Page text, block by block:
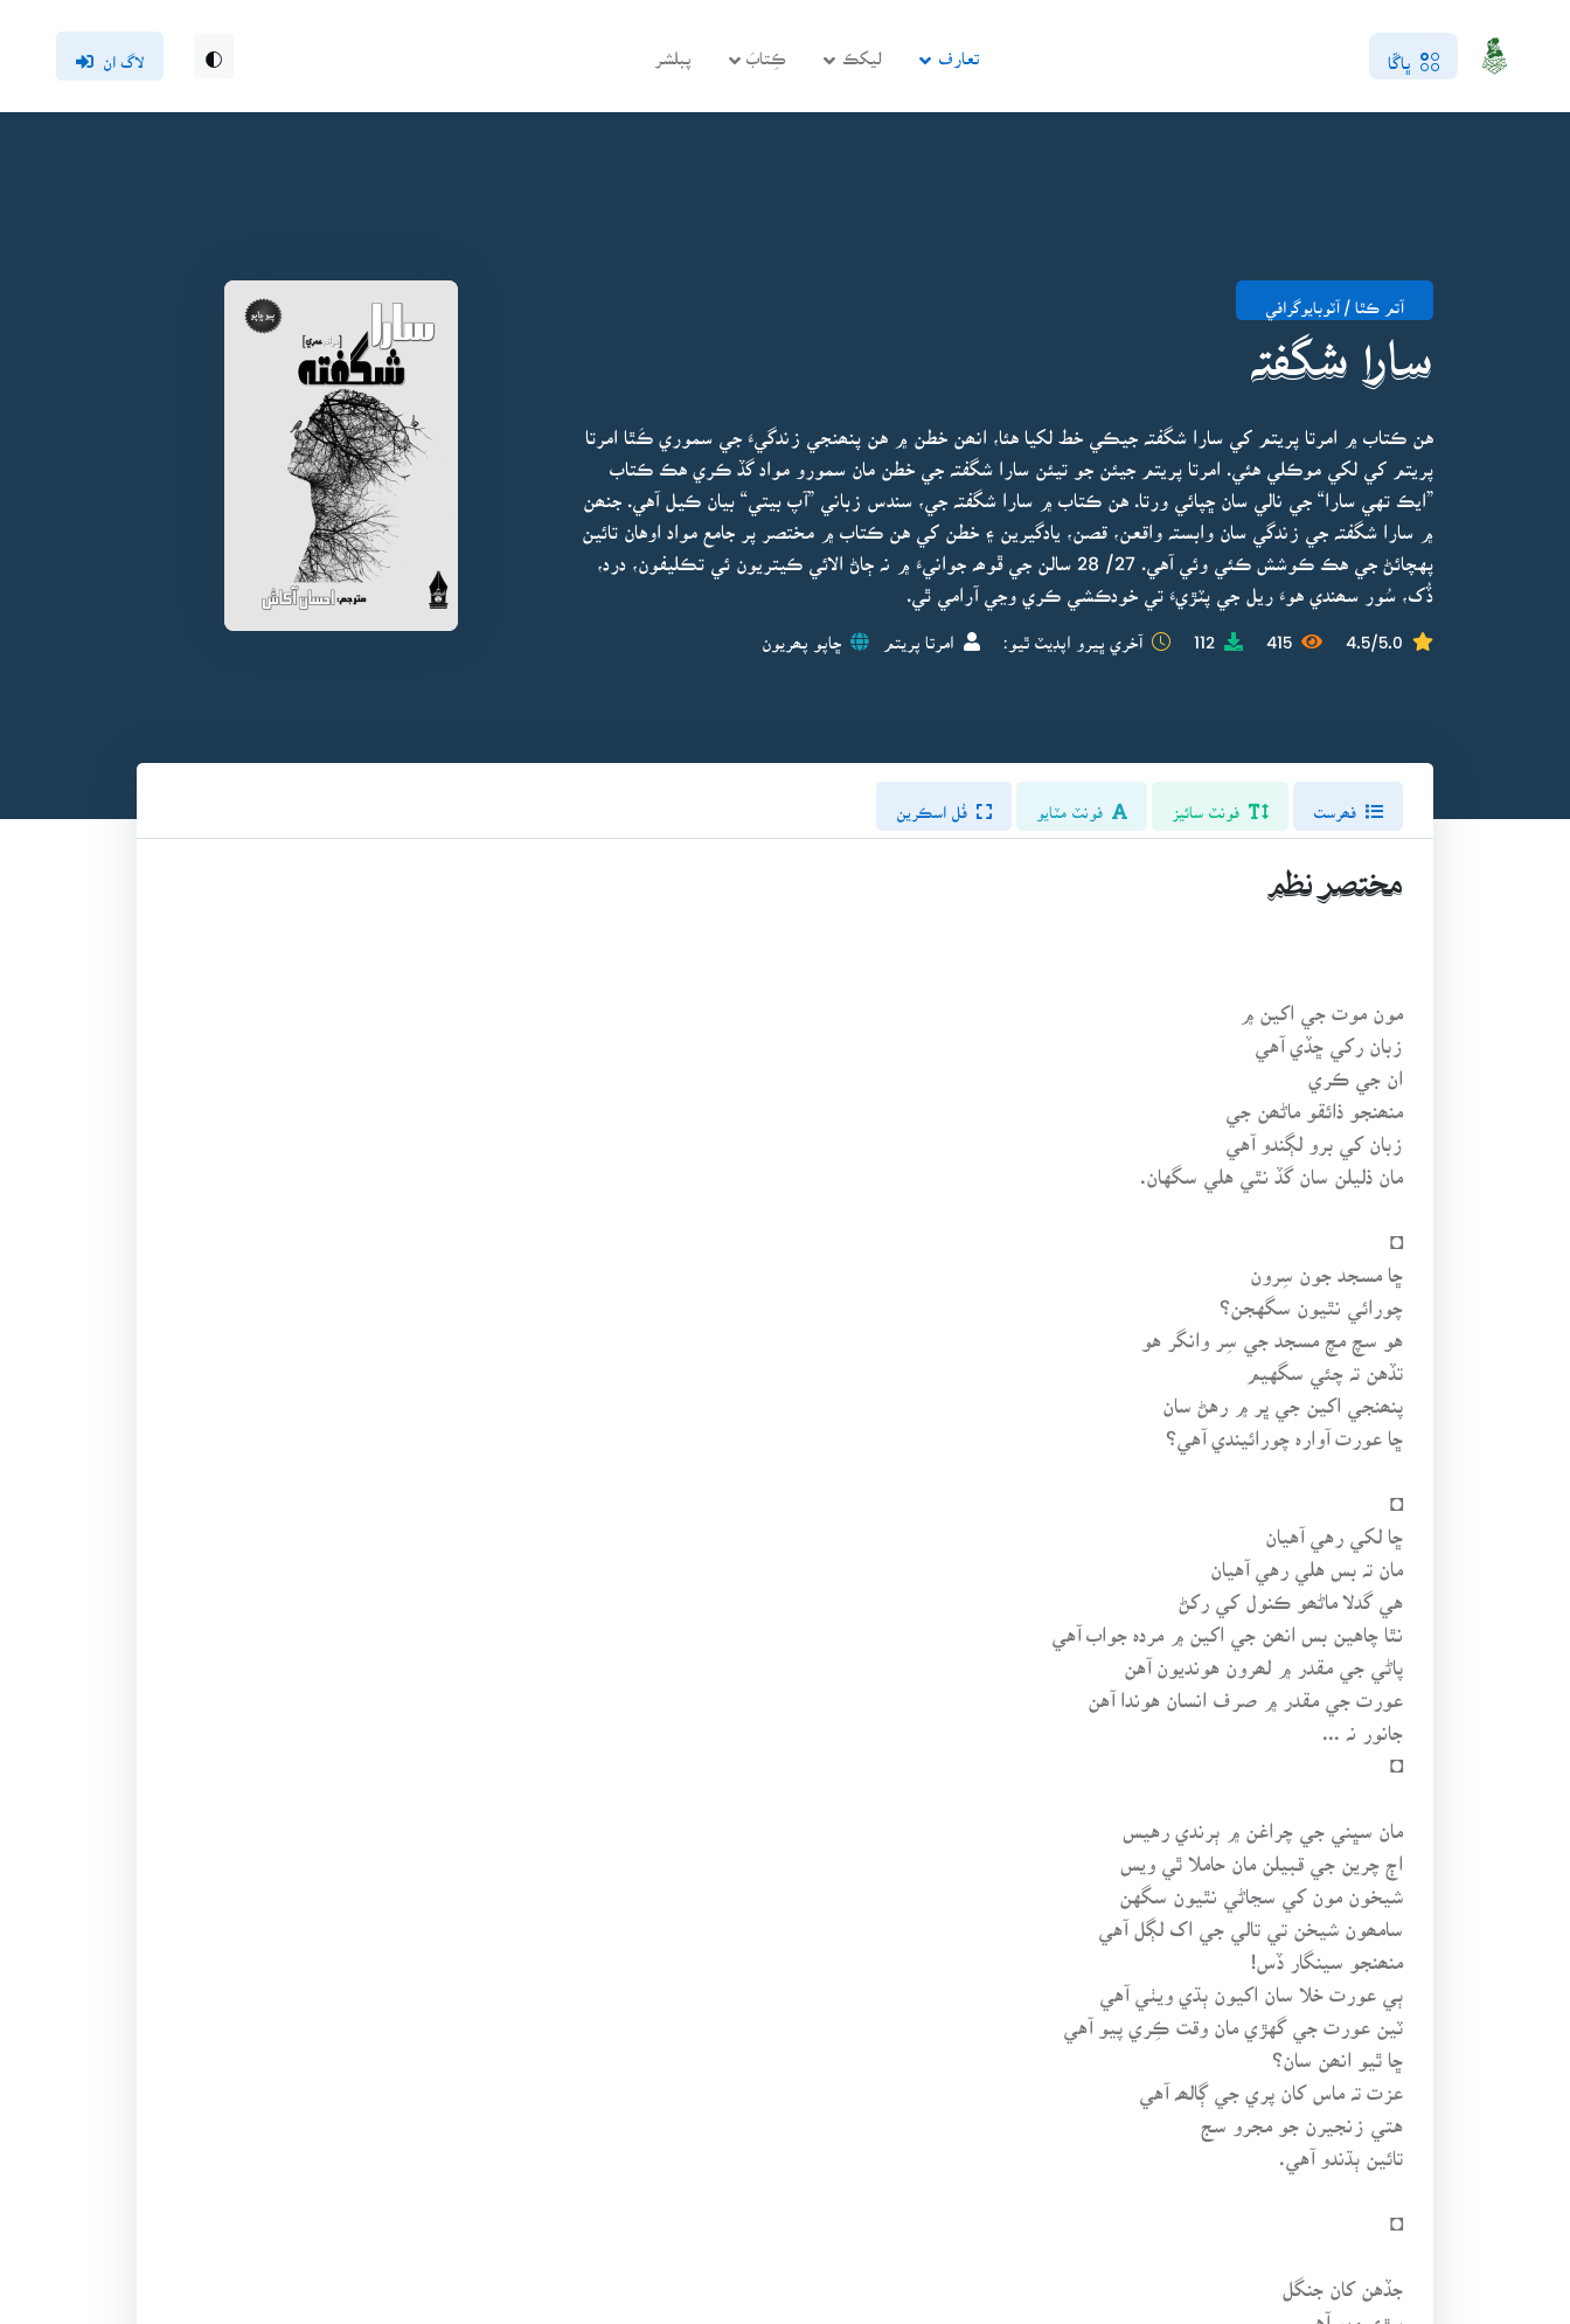
ڀاڱا تعارف ليکڪ ڪِتابَ پبلشر لاگ ان
آتم ڪٿا / آٽوبايوگرافي
سارا شگفتہ
هن ڪتاب ۾ امرتا پريتم کي سارا شگفتہ جيڪي خط لکيا هئا، انھن خطن ۾ هن پنھنجي زندگيءَ جي سموري ڪَٿا امرتا
پريتم کي لکي موڪلي هئي. امرتا پريتم جيئن جو تيئن سارا شگفتہ جي خطن مان سمورو مواد گڏ ڪري هڪ ڪتاب
”ايڪ تهي سارا“ جي نالي سان ڇپائي ورتا. هن ڪتاب ۾ سارا شگفتہ جي، سندس زباني ”آپ بيتي“ بيان ڪيل آهي. جنھن
۾ سارا شگفتہ جي زندگي سان وابستہ واقعن، قصن، يادگيرين ۽ خطن کي هن ڪتاب ۾ مختصر پر جامع مواد اوهان تائين
پهچائڻ جي هڪ ڪوشش ڪئي وئي آهي. 27/ 28 سالن جي ڦوھہ جوانيءَ ۾ نہ ڄاڻ الائي ڪيتريون ئي تڪليفون، درد،
ڏُک، سُور سھندي هوءَ ريل جي پٽڙيءَ تي خودڪشي ڪري وڃي آرامي ٿي.
4.5/5.0
415
112 آخري ڀيرو اپڊيٽ ٿيو: امرتا پريتم ڇاپو پھريون
فونٽ سائيز فونٽ مٽايو فُل اسڪرين
مختصر نظم
مون موت جي اکين ۾
زبان رکي ڇڏي آهي
ان جي ڪري
منھنجو ذائقو ماڻھن جي
زبان کي برو لڳندو آهي
مان ذليلن سان گڏ نٿي هلي سگهان.
ڇا مسجد جون سِرون
چورائي نٿيون سگهجن؟
هو سچ مچ مسجد جي سِر وانگر هو
تڏهن تہ چئي سگهيم
پنھنجي اکين جي ڀر ۾ رهڻ سان
ڇا عورت آوارہ چورائيندي آهي؟
ڇا لکي رهي آهيان
مان تہ بس هلي رهي آهيان
هي گدلا ماڻھو ڪنول کي رکڻ
نٿا چاهين بس انھن جي اکين ۾ مردہ جواب آهي
پاڻي جي مقدر ۾ لھرون هونديون آهن
عورت جي مقدر ۾ صرف انسان هوندا آهن
جانور نہ ...
مان سڀني جي چراغن ۾ ٻرندي رهيس
اڄ چرين جي قبيلن مان حاملا ٿي ويس
شيخون مون کي سڃاڻي نٿيون سگهن
سامھون شيخن تي تالي جي اک لڳل آهي
منھنجو سينگار ڏس!
ٻي عورت خلا سان اکيون ٻڌي ويٺي آهي
ٽين عورت جي گهڙي مان وقت ڪِري پيو آهي
ڇا ٿيو انھن سان؟
عزت تہ ماس کان پري جي ڳالھہ آهي
تائين ٻڌندو آهي.
جڏهن کان جنگل
سڙي ويو آهي